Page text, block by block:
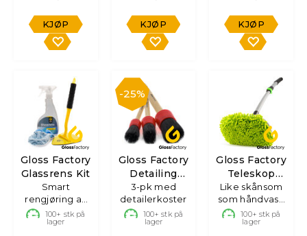
KJØP KJØP KJØP
Gloss Factory
Glassrens Kit
Smart
rengjøring av
rutene
innvendig
100+ stk på
lager
25%
Gloss Factory
Detailing
Brushes
3-pk med
detailerkoster
100+ stk på
lager
Gloss Factory
Teleskop
Chenille
Curve
Like skånsom
som håndvask
for høye biler
100+ stk på
lager